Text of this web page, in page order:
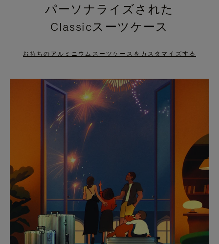
PRESS
PAUSE
PRESS
TO
UNMUTE
パーソナライズされた
Classicスーツケース
お持ちのアルミニウムスーツケースをカスタマイズする